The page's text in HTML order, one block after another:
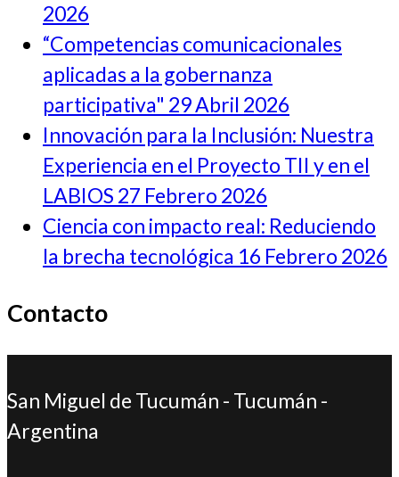
2026
“Competencias comunicacionales
aplicadas a la gobernanza
participativa" 29 Abril 2026
Innovación para la Inclusión: Nuestra
Experiencia en el Proyecto TII y en el
LABIOS 27 Febrero 2026
Ciencia con impacto real: Reduciendo
la brecha tecnológica 16 Febrero 2026
Contacto
San Miguel de Tucumán - Tucumán -
Argentina